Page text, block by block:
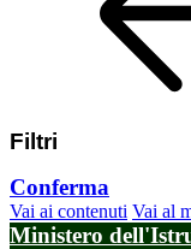
Filtri
Conferma
Vai ai contenuti Vai al
Ministero